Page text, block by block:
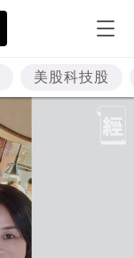
美股科技股